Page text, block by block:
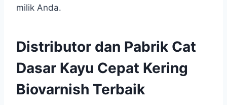
milik Anda.
Distributor dan Pabrik Cat
Dasar Kayu Cepat Kering
Biovarnish Terbaik